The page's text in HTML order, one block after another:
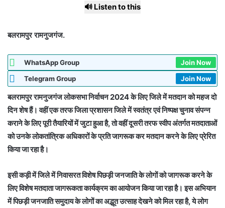
🔊 Listen to this
बलरामपुर रामनुजगंज.
WhatsApp Group
Join Now
Telegram Group
Join Now
बलरामपुर रामनुजगंज लोकसभा निर्वाचन 2024 के लिए जिले में मतदान को महज दो
दिन शेष हैं। वहीं एक तरफ जिला प्रशासन जिले में स्वतंत्र एवं निष्पक्ष चुनाव संपन्न
कराने के लिए पूरी तैयारियों में जुटा हुआ है, तो वहीं दूसरी तरफ स्वीप अंतर्गत मतदाताओं
को उनके लोकतांत्रिक अधिकारों के प्रति जागरूक कर मतदान करने के लिए प्रेरित
किया जा रहा है।
इसी कड़ी में जिले में निवासरत विशेष पिछड़ी जनजाति के लोगों को जागरूक करने के
लिए विशेष मतदाता जागरूकता कार्यक्रम का आयोजन किया जा रहा है। इस अभियान
में पिछड़ी जनजाति समुदाय के लोगों का अद्भूत उत्साह देखने को मिल रहा है, ये लोग